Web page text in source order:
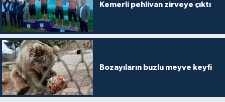
Kemerli pehlivan zirveye çıktı
Bozayıların buzlu meyve keyfi